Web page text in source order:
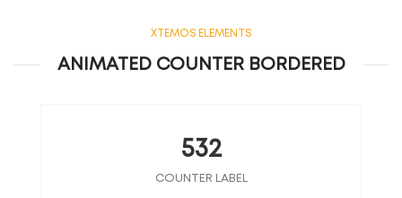
XTEMOS ELEMENTS
ANIMATED COUNTER BORDERED
532
COUNTER LABEL